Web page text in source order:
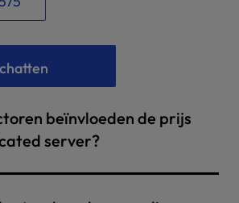
beïnvloeden de prijs
server?
dedicated server hangt af